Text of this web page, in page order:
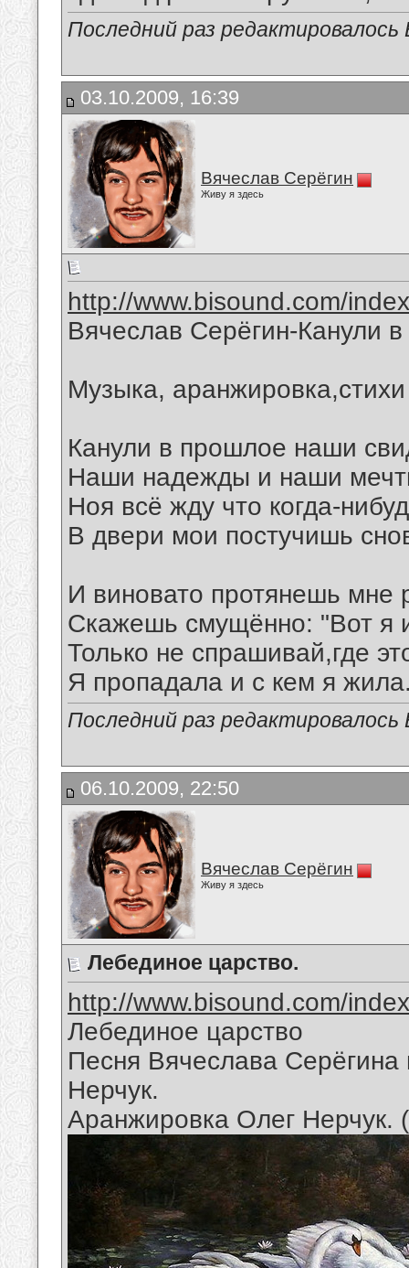
Последний раз
03.10.2009, 16:39
Вячеслав Серёгин
Живу я здесь
http://www.bisound.com/
Вячеслав Серёгин-Канули
Музыка,
Канули в прошлое наши
Наши надежды и наши
Ноя всё жду что когда-
В двери мои постучишь
И виновато протянешь мне
Скажешь смущённо: "Вот я
Только не спрашивай,где
Я пропадала и с кем я
Последний раз
06.10.2009, 22:50
Вячеслав Серёгин
Живу я здесь
Лебединое царство.
http://www.bisound.com/
Лебединое царство
Песня Вячеслава
Нерчук.
Аранжировка Олег Нерчук.